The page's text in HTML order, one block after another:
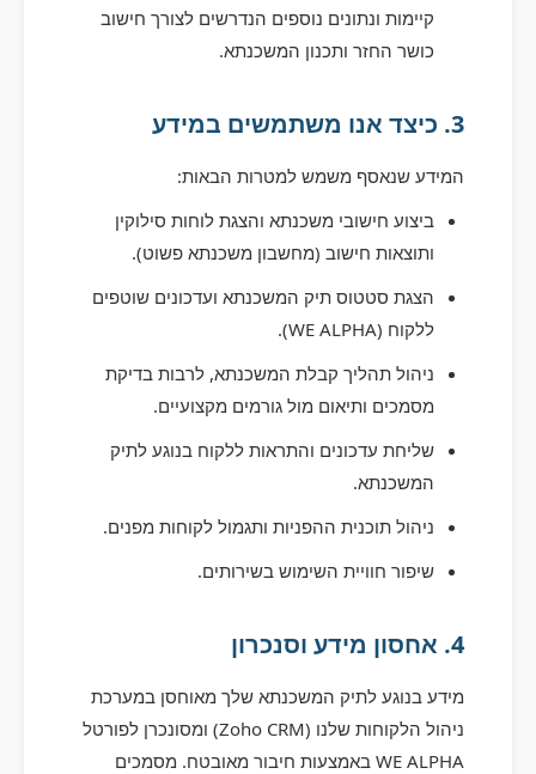
קיימות ונתונים נוספים הנדרשים לצורך חישוב
כושר החזר ותכנון המשכנתא.
3. כיצד אנו משתמשים במידע
המידע שנאסף משמש למטרות הבאות:
ביצוע חישובי משכנתא והצגת לוחות סילוקין
ותוצאות חישוב (מחשבון משכנתא פשוט).
הצגת סטטוס תיק המשכנתא ועדכונים שוטפים
ללקוח (WE ALPHA).
ניהול תהליך קבלת המשכנתא, לרבות בדיקת
מסמכים ותיאום מול גורמים מקצועיים.
שליחת עדכונים והתראות ללקוח בנוגע לתיק
המשכנתא.
ניהול תוכנית ההפניות ותגמול לקוחות מפנים.
שיפור חוויית השימוש בשירותים.
4. אחסון מידע וסנכרון
מידע בנוגע לתיק המשכנתא שלך מאוחסן במערכת
ניהול הלקוחות שלנו (Zoho CRM) ומסונכרן לפורטל
WE ALPHA באמצעות חיבור מאובטח. מסמכים